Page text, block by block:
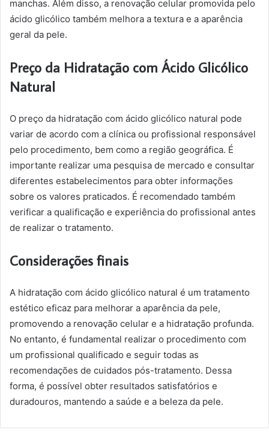
manchas. Além disso, a renovação celular promovida pelo
ácido glicólico também melhora a textura e a aparência
geral da pele.
Preço da Hidratação com Ácido Glicólico
Natural
O preço da hidratação com ácido glicólico natural pode
variar de acordo com a clínica ou profissional responsável
pelo procedimento, bem como a região geográfica. É
importante realizar uma pesquisa de mercado e consultar
diferentes estabelecimentos para obter informações
sobre os valores praticados. É recomendado também
verificar a qualificação e experiência do profissional antes
de realizar o tratamento.
Considerações finais
A hidratação com ácido glicólico natural é um tratamento
estético eficaz para melhorar a aparência da pele,
promovendo a renovação celular e a hidratação profunda.
No entanto, é fundamental realizar o procedimento com
um profissional qualificado e seguir todas as
recomendações de cuidados pós-tratamento. Dessa
forma, é possível obter resultados satisfatórios e
duradouros, mantendo a saúde e a beleza da pele.